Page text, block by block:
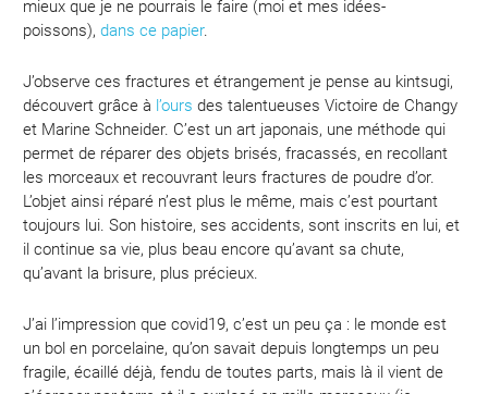
mieux que je ne pourrais le faire (moi et mes idées-
poissons),dans ce papier.
J’observe ces fractures et étrangement je pense au kintsugi,
découvert grâce à l’oursdes talentueuses Victoire de Changy
et Marine Schneider. C’est un art japonais, une méthode qui
permet de réparer des objets brisés, fracassés, en recollant
les morceaux et recouvrant leurs fractures de poudre d’or.
L’objet ainsi réparé n’est plus le même, mais c’est pourtant
toujours lui. Son histoire, ses accidents, sont inscrits en lui, et
il continue sa vie, plus beau encore qu’avant sa chute,
qu’avant la brisure, plus précieux.
J’ai l’impression que covid19, c’est un peu ça : le monde est
un bol en porcelaine, qu’on savait depuis longtemps un peu
fragile, écaillé déjà, fendu de toutes parts, mais là il vient de